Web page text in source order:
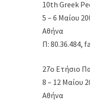
10th Greek
5 – 6 Μαίου
Αθήνα
Π: 80.36.484,
27ο Ετήσιο
8 – 12 Μαίου
Αθήνα